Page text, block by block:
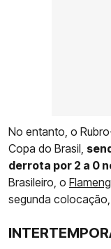
No entanto, o
Copa do Brasil,
derrota por 2 a 0
Brasileiro, o
segunda